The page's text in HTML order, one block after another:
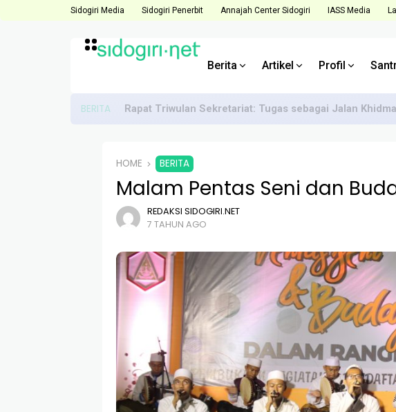
Sidogiri Media Sidogiri Penerbit Annajah Center Sidogiri IASS Media
Berita Artikel Profil
BERITA Rapat Triwulan Sekretariat: Tugas sebagai Jalan
HOME BERITA
Malam Pentas Seni dan
REDAKSI SIDOGIRI.NET
7 TAHUN AGO